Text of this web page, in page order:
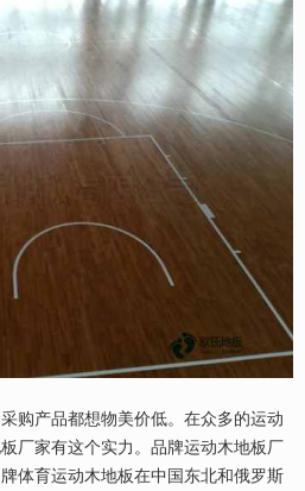
购产品都想物美价低。在众多的运动
厂家有这个实力。品牌运动木地板厂
体育运动木地板在中国东北和俄罗斯